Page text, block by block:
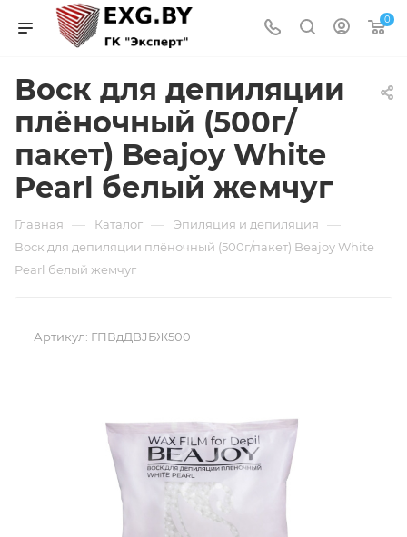
0
Воск для депиляции
плёночный (500г/
пакет) Beajoy White
Pearl белый жемчуг
Главная — Каталог — Эпиляция и депиляция —
Воск для депиляции плёночный (500г/пакет) Beajoy White
Pearl белый жемчуг
Артикул: ГПВдДBJБЖ500